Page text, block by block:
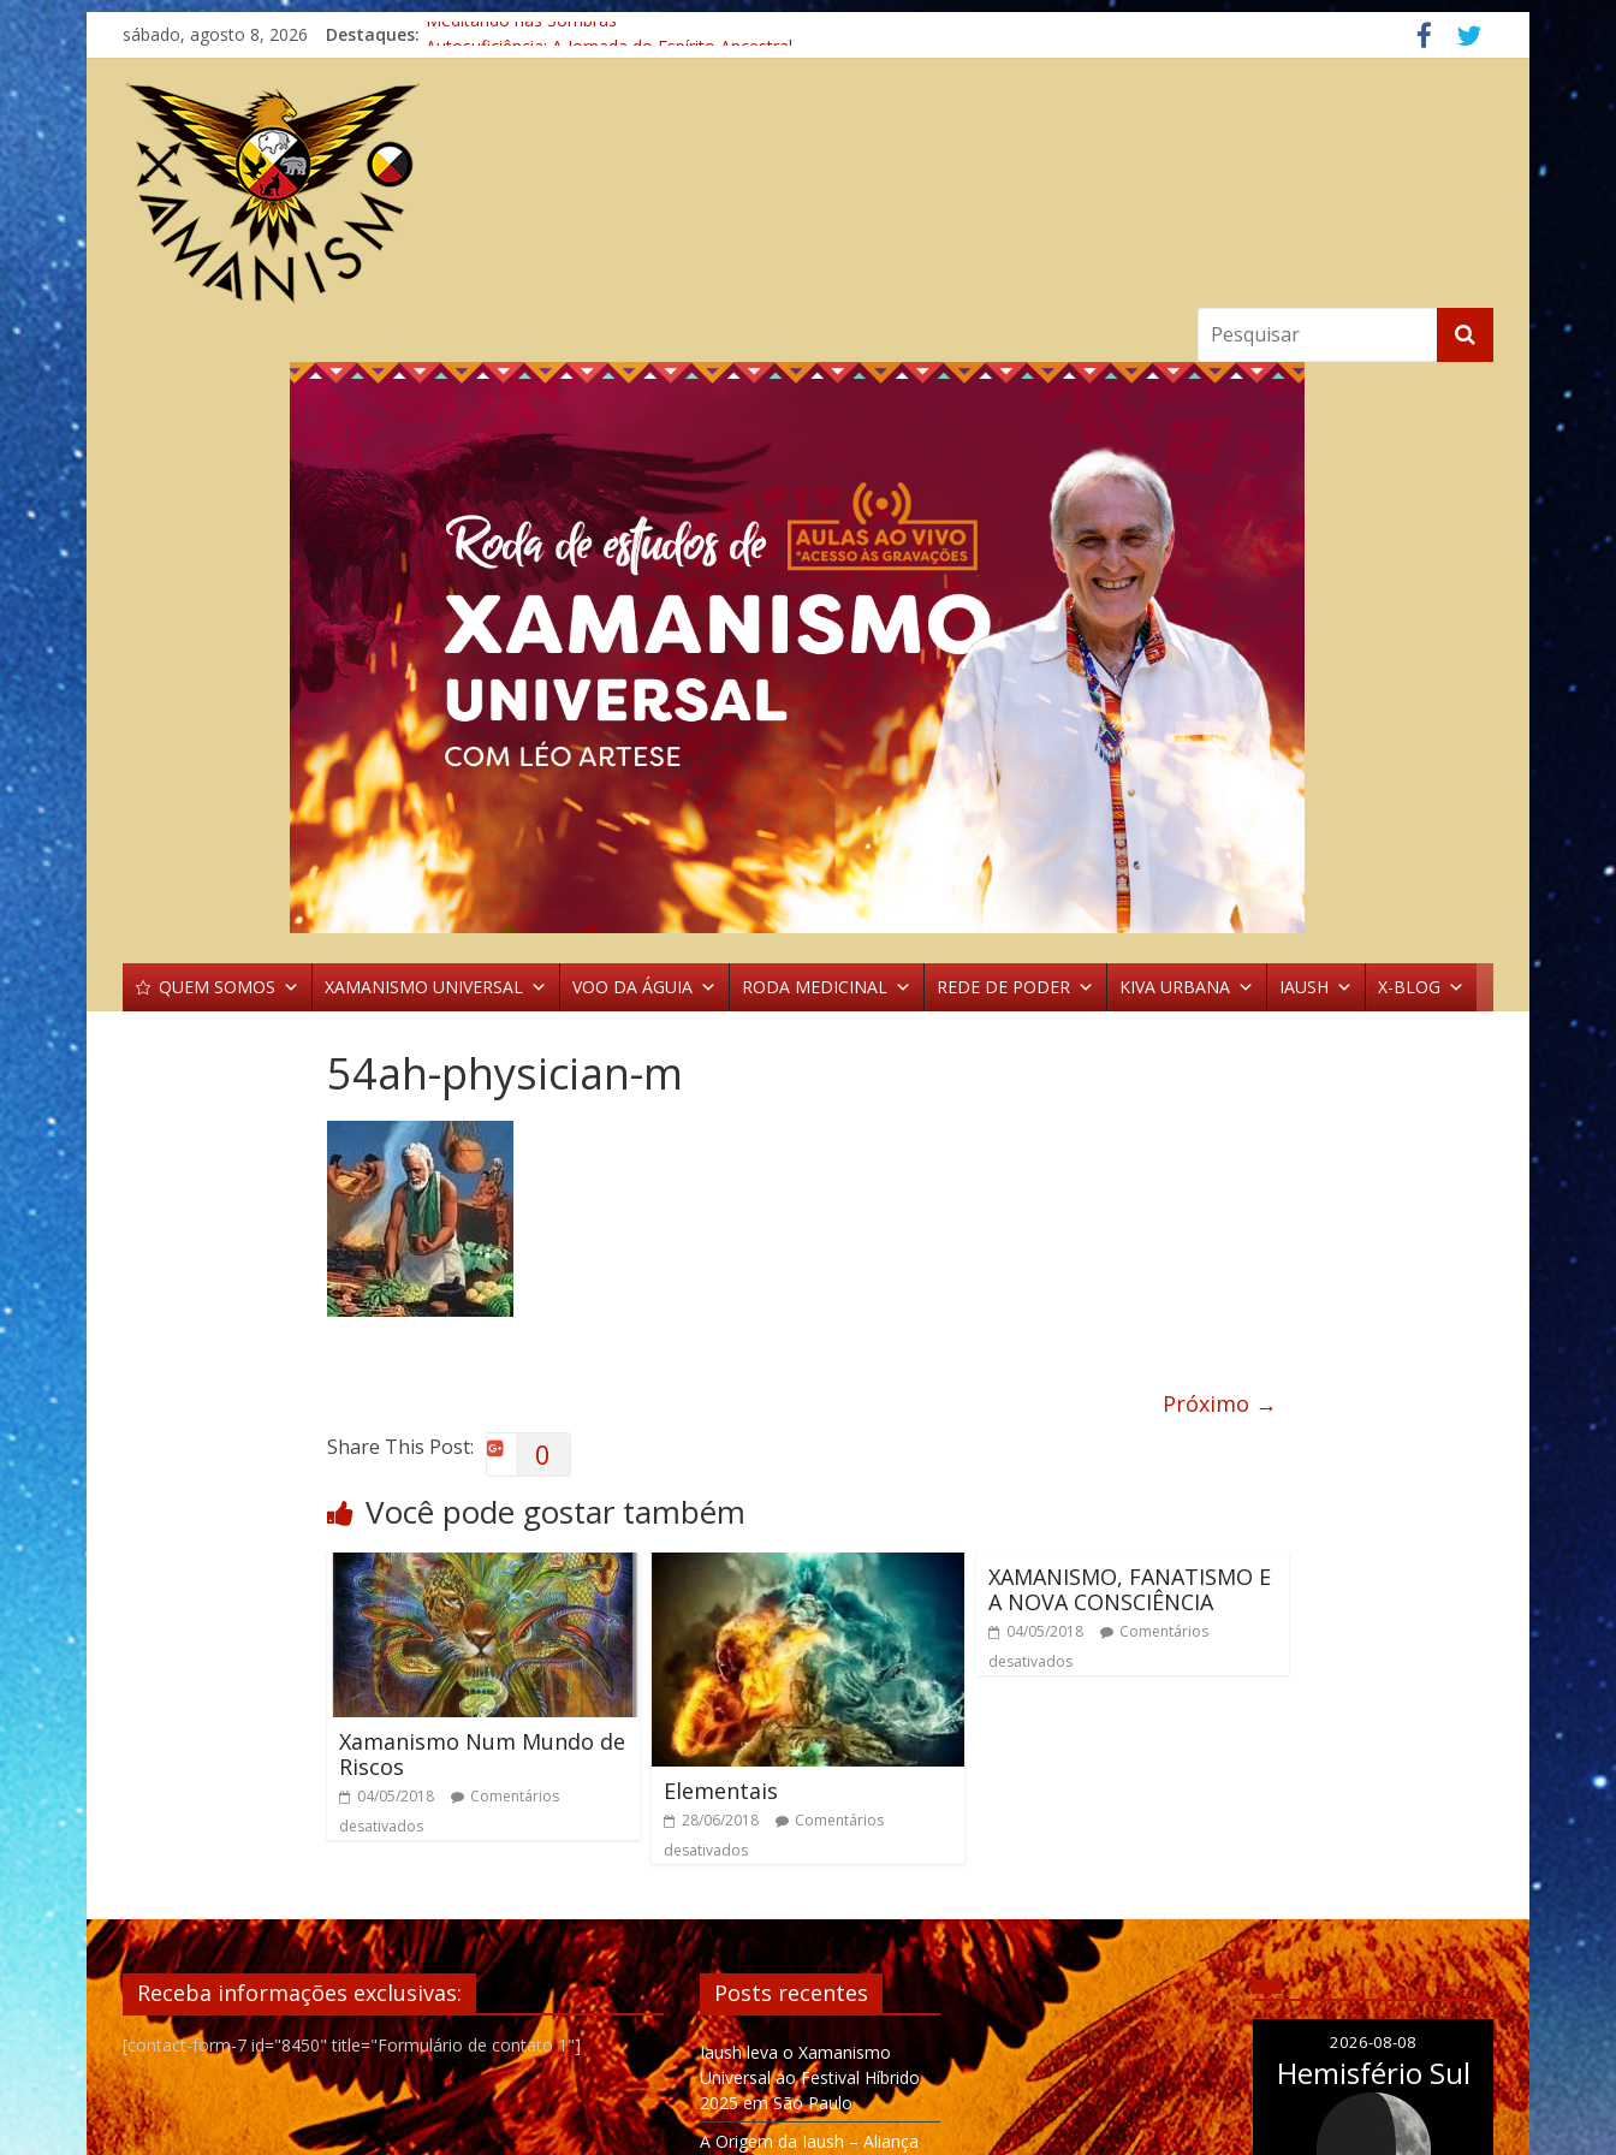
sábado, agosto 8, 2026 Destaques: Meditando nas Sombras
Autosuficiência: A Jornada do Espírito Ancestral
QUEM SOMOS XAMANISMO UNIVERSAL VOO DA ÁGUIA RODA MEDICINAL REDE DE PODER KIVA URBANA IAUSH X-BLOG
54ah-physician-m
Próximo →
Share This Post: 0
Você pode gostar também
Xamanismo Num Mundo de
Riscos
04/05/2018
Comentários
desativados
Elementais
28/06/2018
Comentários
desativados
XAMANISMO, FANATISMO E
A NOVA CONSCIÊNCIA
04/05/2018
Comentários
desativados
Receba informações exclusivas:
[contact-form-7 id="8450" title="Formulário de contato 1"]
Posts recentes
Iaush leva o Xamanismo
Universal ao Festival Híbrido
2025 em São Paulo
A Origem da Iaush – Aliança
2026-08-08
Hemisfério Sul